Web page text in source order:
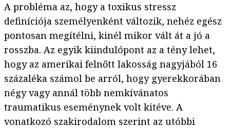
A probléma az, hogy a toxikus stressz
definíciója személyenként változik, nehéz egész
pontosan megítélni, kinél mikor vált át a jó a
rosszba. Az egyik kiindulópont az a tény lehet,
hogy az amerikai felnőtt lakosság nagyjából 16
százaléka számol be arról, hogy gyerekkorában
négy vagy annál több nemkívánatos
traumatikus eseménynek volt kitéve. A
vonatkozó szakirodalom szerint az utóbbi